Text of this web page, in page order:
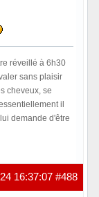
réveillé à 6h30
sans plaisir
cheveux, se
il
demande d'être
#488
16:37:07